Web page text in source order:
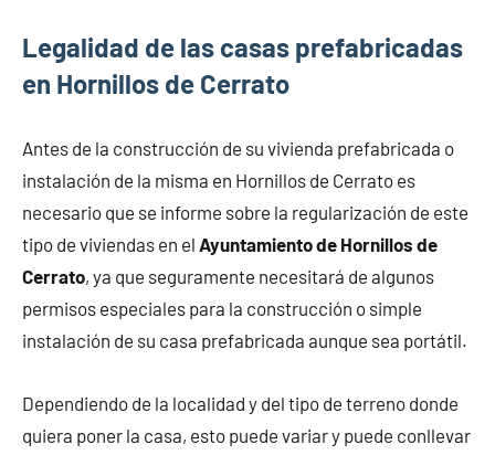
Legalidad de las casas prefabricadas
en Hornillos de Cerrato
Antes de la construcción de su vivienda prefabricada o
instalación de la misma en Hornillos de Cerrato es
necesario que se informe sobre la regularización de este
tipo de viviendas en el Ayuntamiento de Hornillos de
Cerrato, ya que seguramente necesitará de algunos
permisos especiales para la construcción o simple
instalación de su casa prefabricada aunque sea portátil.
Dependiendo de la localidad y del tipo de terreno donde
quiera poner la casa, esto puede variar y puede conllevar